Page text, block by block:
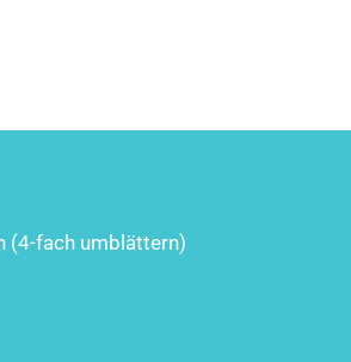
(4-fach umblättern)